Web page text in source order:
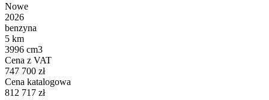
Nowe
2026
benzyna
5 km
3996 cm3
Cena z VAT
747 700 zł
Cena katalogowa
812 717 zł